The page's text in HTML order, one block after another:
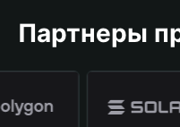
Партнеры